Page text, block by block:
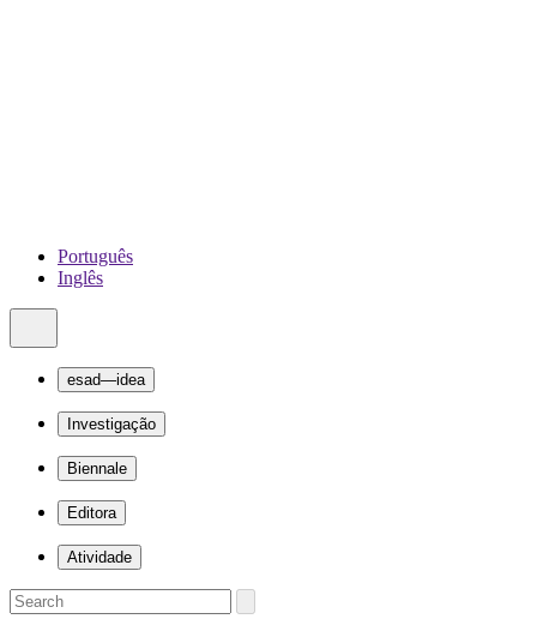
Português
Inglês
esad—idea
Investigação
Biennale
Editora
Atividade